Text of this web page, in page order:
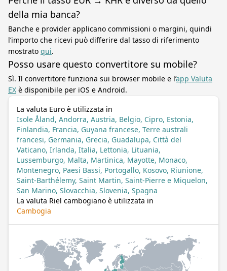
della mia banca?
Banche e provider applicano commissioni o margini, quindi
l’importo che ricevi può differire dal tasso di riferimento
mostrato qui.
Posso usare questo convertitore su mobile?
Sì. Il convertitore funziona sui browser mobile e l’app Valuta
EX è disponibile per iOS e Android.
La valuta Euro è utilizzata in
Isole Åland, Andorra, Austria, Belgio, Cipro, Estonia,
Finlandia, Francia, Guyana francese, Terre australi
francesi, Germania, Grecia, Guadalupa, Città del
Vaticano, Irlanda, Italia, Lettonia, Lituania,
Lussemburgo, Malta, Martinica, Mayotte, Monaco,
Montenegro, Paesi Bassi, Portogallo, Kosovo, Riunione,
Saint-Barthélemy, Saint Martin, Saint-Pierre e Miquelon,
San Marino, Slovacchia, Slovenia, Spagna
La valuta Riel cambogiano è utilizzata in
Cambogia